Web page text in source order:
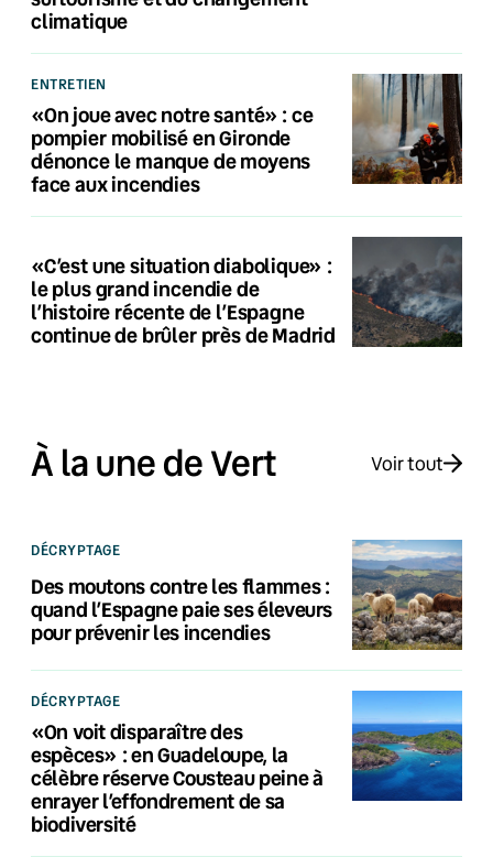
climatique
ENTRETIEN
«On joue avec notre santé» : ce
pompier mobilisé en Gironde
dénonce le manque de moyens
face aux incendies
«C’est une situation diabolique» :
le plus grand incendie de
l’histoire récente de l’Espagne
continue de brûler près de Madrid
À la une de Vert Voir tout
DÉCRYPTAGE
Des moutons contre les flammes :
quand l’Espagne paie ses éleveurs
pour prévenir les incendies
DÉCRYPTAGE
«On voit disparaître des
espèces» : en Guadeloupe, la
célèbre réserve Cousteau peine à
enrayer l’effondrement de sa
biodiversité